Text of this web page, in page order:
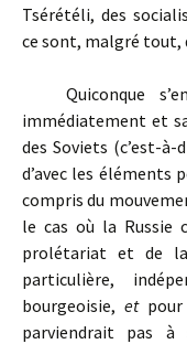
Tsérétéli, des
ce sont, malgré tout,
Quiconque
immédiatement et
des Soviets (c’est-
d’avec les
compris du
le cas où la Russie
prolétariat et de la
particulière,
bourgeoisie, et
parviendrait pas